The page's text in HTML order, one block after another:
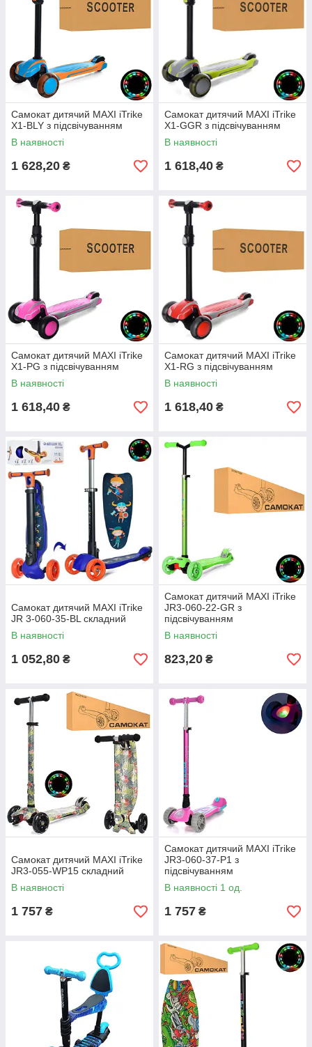
Самокат дитячий MAXI iTrike
X1-BLY з підсвічуванням
В наявності
1 628,20 ₴
Самокат дитячий MAXI iTrike
X1-GGR з підсвічуванням
В наявності
1 618,40 ₴
Самокат дитячий MAXI iTrike
X1-PG з підсвічуванням
В наявності
1 618,40 ₴
Самокат дитячий MAXI iTrike
X1-RG з підсвічуванням
В наявності
1 618,40 ₴
Самокат дитячий MAXI iTrike
JR 3-060-35-BL складний
В наявності
1 052,80 ₴
Самокат дитячий MAXI iTrike
JR3-060-22-GR з
підсвічуванням
В наявності
823,20 ₴
Самокат дитячий MAXI iTrike
JR3-055-WP15 складний
В наявності
1 757 ₴
Самокат дитячий MAXI iTrike
JR3-060-37-P1 з
підсвічуванням
В наявності 1 од.
1 757 ₴